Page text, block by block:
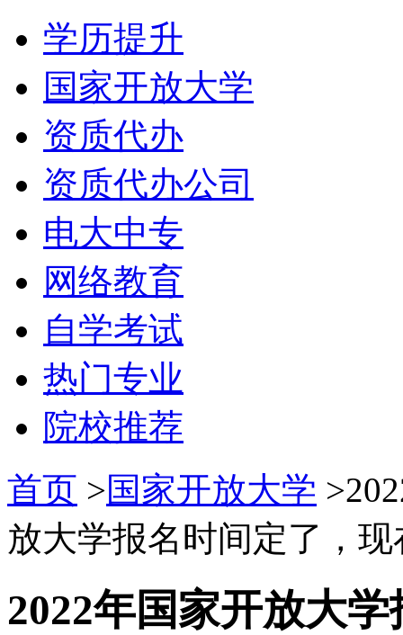
学历提升
国家开放大学
资质代办
资质代办公司
电大中专
网络教育
自学考试
热门专业
院校推荐
首页 >国家开放大学
放大学报名时间定了，
2022年国家开放大